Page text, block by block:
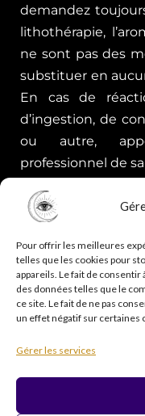
Pour offrir les meilleures
telles que les cookies pour
appareils. Le fait de
des données telles que le
ce site. Le fait de ne pas
un effet négatif sur certaines
Gérer les services
demandez
lithothérapie,
ne sont pas des
substituer en
En cas de
d’ingestion, de
ou autre,
professionnel de
Copyright © 2026